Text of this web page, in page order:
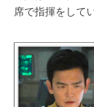
席で指揮をして